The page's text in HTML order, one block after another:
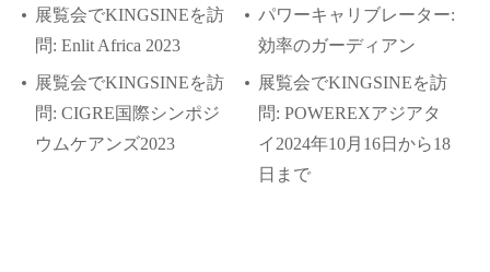
展覧会でKINGSINEを訪
問: Enlit Africa 2023
パワーキャリブレーター:
効率のガーディアン
展覧会でKINGSINEを訪
問: CIGRE国際シンポジ
ウムケアンズ2023
展覧会でKINGSINEを訪
問: POWEREXアジアタ
イ2024年10月16日から18
日まで